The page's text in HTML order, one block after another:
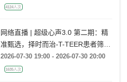
4124人次
网络直播 | 超级心声3.0 第二期：精
准甄选，择时而治-T-TEER患者筛选
与最佳干预时机
2026-07-30 19:00 - 2026-07-30 20:00
1635人次